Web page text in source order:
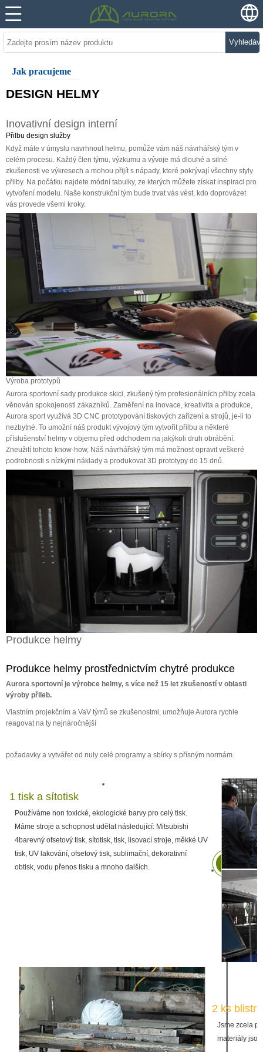
Jak pracujeme
DESIGN HELMY
Inovativní design interní
Přilbu design služby
Když máte v úmyslu navrhnout helmu, pomůže vám náš návrhářský tým v
celém procesu. Každý člen týmu, výzkumu a vývoje má dlouhé a silné
zkušenosti ve výkresech a mohou přijít s nápady, které pokrývají všechny styly
přilby. Na počátku najdete módní tabulky, ze kterých můžete získat inspiraci pro
vytvoření modelu. Naše konstrukční tým bude trvat vás vést, kdo doprovázet
vás provede všemi kroky.
Výroba prototypů
Aurora sportovní sady produkce skici, zkušený tým profesionálních přilby zcela
věnován spokojenosti zákazníků. Zaměření na inovace, kreativita a produkce,
Aurora sport využívá 3D CNC prototypování tiskových zařízení a strojů, je-li to
nezbytné. To umožní náš produkt vývojový tým vytvořit přilbu a některé
příslušenství helmy v objemu před odchodem na jakýkoli druh obrábění.
Zneužití tohoto know-how, Náš návrhářský tým má možnost opravit veškeré
podrobnosti s nízkými náklady a produkovat 3D prototypy do 15 dnů.
Produkce helmy
Produkce helmy prostřednictvím chytré produkce
Aurora sportovní je výrobce helmy, s více než 15 let zkušeností v oblasti
výroby přileb.
Vlastním projekčním a VaV týmů se zkušenostmi, umožňuje Aurora rychle
reagovat na ty nejnáročnější
požadavky a vytvářet od nuly celé programy a sbírky s přísným normám.
1 tisk a sítotisk
Používáme non toxické, ekologické barvy pro celý tisk.
Máme stroje a schopnost udělat následující: Mitsubishi
4barevný ofsetový tisk, sítotisk, tisk, lisovací stroje, měkké UV
tisk, UV lakování, ofsetový tisk, sublimační, dekorativní
obtisk, vodu přenos tisku a mnoho dalších.
2 ks blistr
Jsme zcela
materiály